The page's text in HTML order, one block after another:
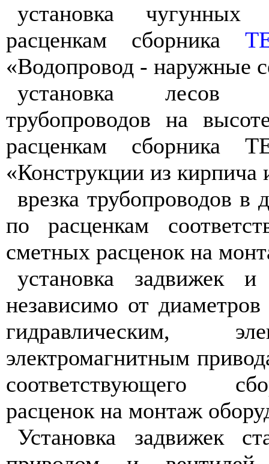
установка
расценкам сборника
«Водопровод - наружные
установка лесов
трубопроводов на
расценкам сборника
«Конструкции из кирпича
врезка трубопроводов в
по расценкам
сметных расценок на
установка задвижек
независимо от
гидравлическим,
электромагнитным
соответствующего
расценок на монтаж
Установка задвижек